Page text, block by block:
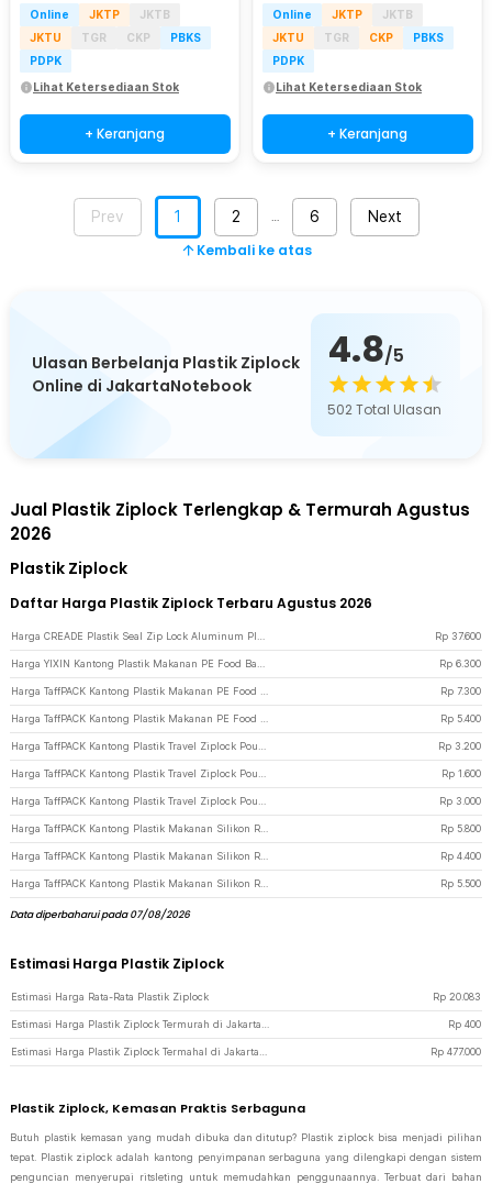
Online JKTP
JKTB
JKTU
TGR CKP
PBKS
PDPK
Lihat Ketersediaan Stok
+ Keranjang
Online JKTP
JKTB
JKTU
TGR CKP
PBKS
PDPK
Lihat Ketersediaan Stok
+ Keranjang
Prev 1 2 6 Next
Kembali ke atas
Ulasan Berbelanja Plastik Ziplock
Online di JakartaNotebook
4.8/5
502Total Ulasan
Jual Plastik Ziplock Terlengkap & Termurah Agustus
2026
Plastik Ziplock
Daftar Harga Plastik Ziplock Terbaru Agustus 2026
Rp 37.600
Rp 6.300
Rp 7.300
Rp 5.400
Rp 3.200
Rp 1.600
Rp 3.000
Rp 5.800
Rp 4.400
Rp 5.500
Data diperbaharui pada 07/08/2026
Estimasi Harga Plastik Ziplock
Estimasi Harga Rata-Rata Plastik Ziplock Rp 20.083
Rp 400
Rp 477.000
Plastik Ziplock, Kemasan Praktis Serbaguna
Butuh plastik kemasan yang mudah dibuka dan ditutup? Plastik ziplock bisa menjadi pilihan
tepat. Plastik ziplock adalah kantong penyimpanan serbaguna yang dilengkapi dengan sistem
penguncian menyerupai ritsleting untuk memudahkan penggunaannya. Terbuat dari bahan